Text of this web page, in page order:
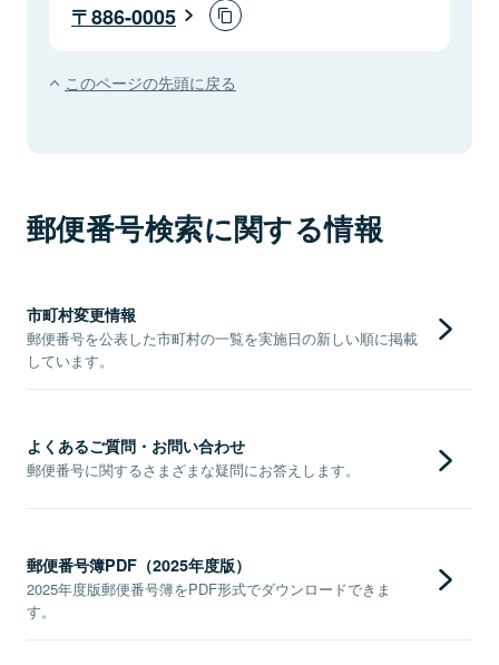
886-0005
このページの先頭に戻る
郵便番号検索に関する情報
市町村変更情報
郵便番号を公表した市町村の一覧を実施日の新しい順に掲載
しています。
よくあるご質問・お問い合わせ
郵便番号に関するさまざまな疑問にお答えします。
郵便番号簿PDF（2025年度版）
2025年度版郵便番号簿をPDF形式でダウンロードできま
す。